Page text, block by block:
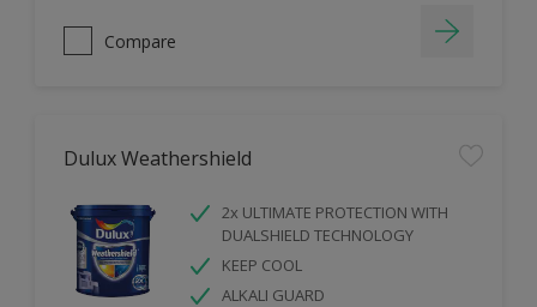
Compare
Dulux Weathershield
2x ULTIMATE PROTECTION WITH
DUALSHIELD TECHNOLOGY
KEEP COOL
ALKALI GUARD